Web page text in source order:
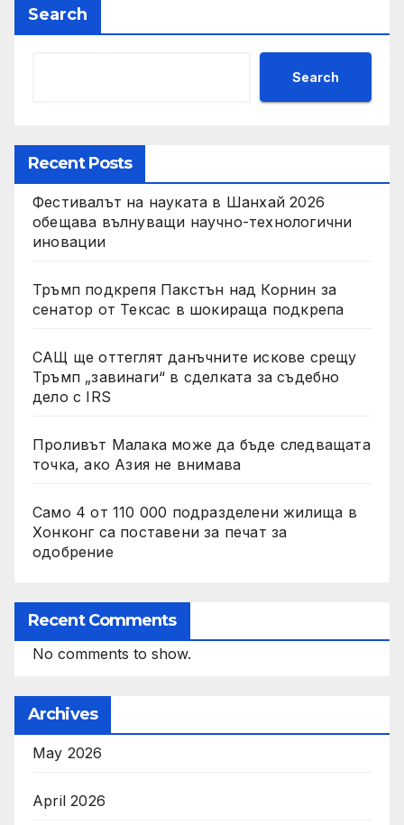
Search
Search
Recent Posts
Фестивалът на науката в Шанхай 2026
обещава вълнуващи научно-технологични
иновации
Тръмп подкрепя Пакстън над Корнин за
сенатор от Тексас в шокираща подкрепа
САЩ ще оттеглят данъчните искове срещу
Тръмп „завинаги“ в сделката за съдебно
дело с IRS
Проливът Малака може да бъде следващата
точка, ако Азия не внимава
Само 4 от 110 000 подразделени жилища в
Хонконг са поставени за печат за
одобрение
Recent Comments
No comments to show.
Archives
May 2026
April 2026